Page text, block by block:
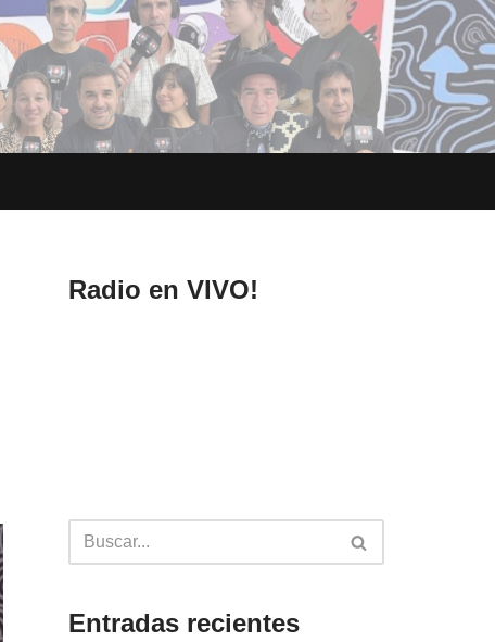
Radio en VIVO!
Entradas recientes